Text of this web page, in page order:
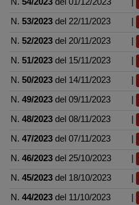
N. 53/2023 del 22/11/2023
N. 52/2023 del 20/11/2023
N. 51/2023 del 15/11/2023
N. 50/2023 del 14/11/2023
N. 49/2023 del 09/11/2023
N. 48/2023 del 08/11/2023
N. 47/2023 del 07/11/2023
N. 46/2023 del 25/10/2023
N. 45/2023 del 18/10/2023
N. 44/2023 del 11/10/2023